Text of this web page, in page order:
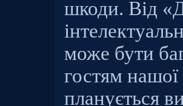
шкоди. Від
може бути
гостям нашої
планується